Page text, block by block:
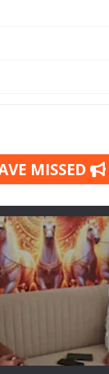
MISSED